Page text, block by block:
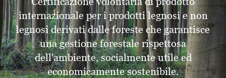
internazionale per i prodotti legnosi e non
legnosi derivati dalle foreste che garantisce
una gestione forestale rispettosa
dell'ambiente, socialmente utile ed
economicamente sostenibile.